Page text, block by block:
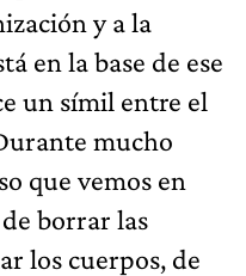
y a la
en la base de ese
un símil entre el
mucho
que vemos en
borrar las
los cuerpos, de